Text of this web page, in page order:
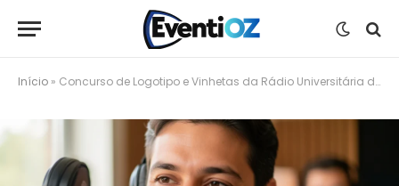
Início » Concurso de Logotipo e Vinhetas da Rádio Universitária da UFRR oferece prêmio de até R$ 3 mil